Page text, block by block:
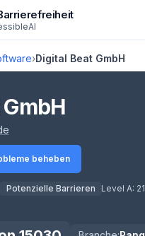
›Digital Beat GmbH
beheben
Potenzielle Barrieren Level A: